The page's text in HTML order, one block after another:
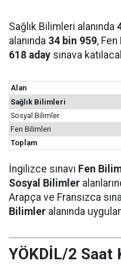
Sağlık Bilimleri alanında
alanında 34 bin 959,
618 aday sınava
Alan
Sağlık Bilimleri
Sosyal Bilimler
Fen Bilimleri
Toplam
İngilizce sınavı Fen
Sosyal Bilimler
Arapça ve Fransızca
Bilimler alanında
YÖKDİL/2 Saat